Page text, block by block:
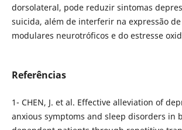
dorsolateral, pode reduzir sintomas
suicida, além de interferir na expressão
modulares neurotróficos e do estresse
Referências
1- CHEN, J. et al. Effective alleviation of
anxious symptoms and sleep disorders in